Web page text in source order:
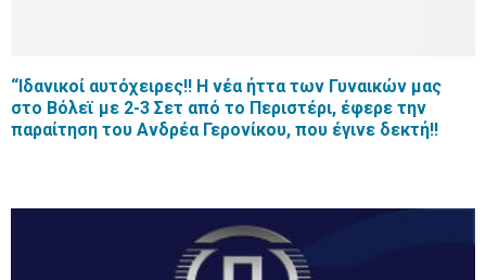
“Ιδανικοί αυτόχειρες!! Η νέα ήττα των Γυναικών μας
στο Βόλεϊ με 2-3 Σετ από το Περιστέρι, έφερε την
παραίτηση του Ανδρέα Γερονίκου, που έγινε δεκτή!!